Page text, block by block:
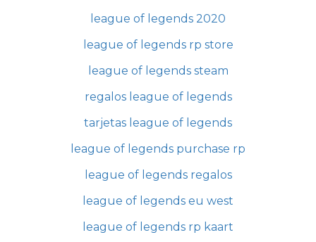
league of legends 2020
league of legends rp store
league of legends steam
regalos league of legends
tarjetas league of legends
league of legends purchase rp
league of legends regalos
league of legends eu west
league of legends rp kaart